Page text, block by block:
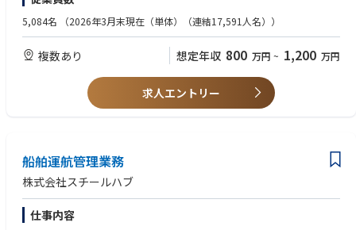
※ご応募時、希望業務お伺い致します。これまでの経験と適性、ご意向を
踏まえて配属先業務の決定とさせて頂きます。
金属事業カンパニーにおける幅広い業務を複数経験し知見を高めた上で、
原料調達や製品販売の担当業務のリーダーとして成長することを期待して
原料調達、製品販売や鉱山投資等の幅広い金属事業の業務を経験した上
で、我が社の金属事業の中核人材になり事業運営に参加してもらうことを
期待しています。
【仕事上でのやりがい、厳しさ】
旺盛な方。
・取引先が海外であることが多いので海外との取引経験や勤務経験のある
方。
・語学堪能であれば尚歓迎。
・海外相手の交渉の際に、臆せずに相手とコミュニケーションをとれるこ
とが必須。
※所属部署により、英語頻度は異なります。部署間での異動もありえるた
め、英語に抵抗がない方が望ましいです。
5,084名 （2026年3月末現在（単体）（連結17,591人名））
複数あり 想定年収 800 万円 ~ 1,200 万円
求人エントリー
船舶運航管理業務
株式会社スチールハブ
仕事内容